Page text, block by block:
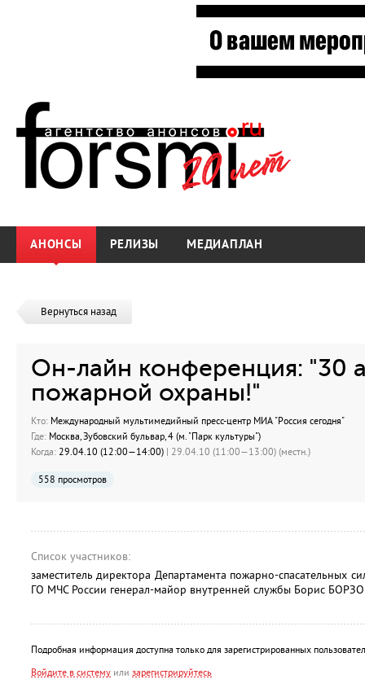
АНОНСЫ РЕЛИЗЫ МЕДИАПЛАН
Вернуться назад
Он-лайн конференция: "30
пожарной охраны!"
Кто: Международный мультимедийный пресс-центр МИА "Россия сегодня"
Где: Москва, Зубовский бульвар, 4 (м. "Парк культуры")
Когда: 29.04.10 (12:00—14:00) | 29.04.10 (11:00—13:00) (местн.)
558 просмотров
Список участников:
заместитель директора Департамента пожарно-спасательных
ГО МЧС России генерал-майор внутренней службы Борис
Подробная информация доступна только для зарегистрированных
Войдите в систему или зарегистрируйтесь